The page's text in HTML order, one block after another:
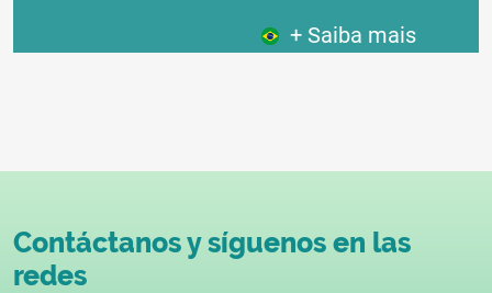
+ Saiba mais
Contáctanos y síguenos en las
redes